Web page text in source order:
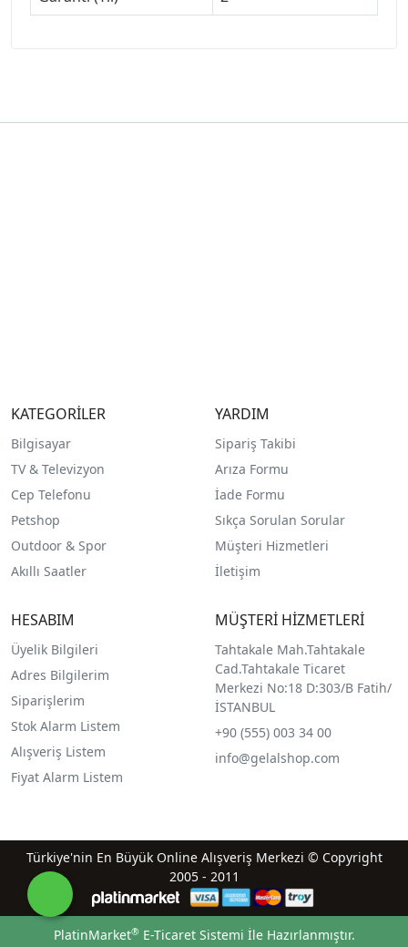
KATEGORİLER
Bilgisayar
TV & Televizyon
Cep Telefonu
Petshop
Outdoor & Spor
Akıllı Saatler
YARDIM
Sipariş Takibi
Arıza Formu
İade Formu
Sıkça Sorulan Sorular
Müşteri Hizmetleri
İletişim
HESABIM
Üyelik Bilgileri
Adres Bilgilerim
Siparişlerim
Stok Alarm Listem
Alışveriş Listem
Fiyat Alarm Listem
MÜŞTERİ HİZMETLERİ
Tahtakale Mah.Tahtakale
Cad.Tahtakale Ticaret
Merkezi No:18 D:303/B Fatih/
İSTANBUL
+90 (555) 003 34 00
info@gelalshop.com
Türkiye'nin En Büyük Online Alışveriş Merkezi © Copyright
2005 - 2011
PlatinMarket®E-Ticaret Sistemi İle Hazırlanmıştır.